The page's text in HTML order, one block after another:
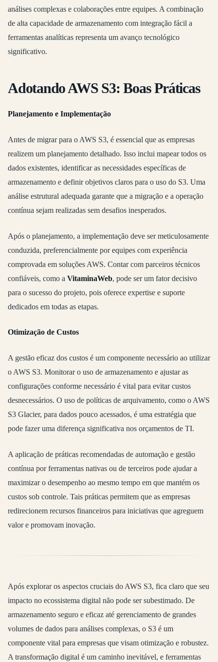
análises complexas e colaborações entre equipes. A combinação
de alta capacidade de armazenamento com integração fácil a
ferramentas analíticas representa um avanço tecnológico
significativo.
Adotando AWS S3: Boas Práticas
Planejamento e Implementação
Antes de migrar para o AWS S3, é essencial que as empresas
realizem um planejamento detalhado. Isso inclui mapear todos os
dados existentes, identificar as necessidades específicas de
armazenamento e definir objetivos claros para o uso do S3. Uma
análise estrutural adequada garante que a migração e a operação
contínua sejam realizadas sem desafios inesperados.
Após o planejamento, a implementação deve ser meticulosamente
conduzida, preferencialmente por equipes com experiência
comprovada em soluções AWS. Contar com parceiros técnicos
confiáveis, como a VitaminaWeb, pode ser um fator decisivo
para o sucesso do projeto, pois oferece expertise e suporte
dedicados em todas as etapas.
Otimização de Custos
A gestão eficaz dos custos é um componente necessário ao utilizar
o AWS S3. Monitorar o uso de armazenamento e ajustar as
configurações conforme necessário é vital para evitar custos
desnecessários. O uso de políticas de arquivamento, como o AWS
S3 Glacier, para dados pouco acessados, é uma estratégia que
pode fazer uma diferença significativa nos orçamentos de TI.
A aplicação de práticas recomendadas de automação e gestão
contínua por ferramentas nativas ou de terceiros pode ajudar a
maximizar o desempenho ao mesmo tempo em que mantém os
custos sob controle. Tais práticas permitem que as empresas
redirecionem recursos financeiros para iniciativas que agreguem
valor e promovam inovação.
Após explorar os aspectos cruciais do AWS S3, fica claro que seu
impacto no ecossistema digital não pode ser subestimado. De
armazenamento seguro e eficaz até gerenciamento de grandes
volumes de dados para análises complexas, o S3 é um
componente vital para empresas que visam otimização e robustez.
A transformação digital é um caminho inevitável, e ferramentas